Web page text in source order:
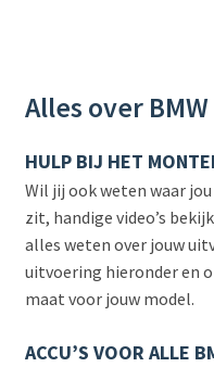
Alles over BMW
HULP BIJ HET
Wil jij ook weten waar
zit, handige video’s
alles weten over jouw
uitvoering hieronder en
maat voor jouw model.
ACCU’S VOOR ALLE